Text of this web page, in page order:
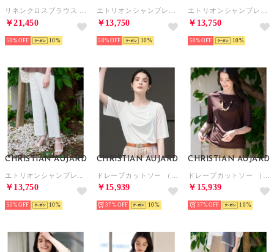
リネンクロスブラウス （ブラウン）
￥21,450
50% 10
エトリオンシャンブレーパンツ （ベージュ）
￥13,750
50% 10
エトリオンシャンブレーパンツ （ブラック）
￥13,750
50% 10
CHRISTIAN AUJARD
￥13,750
50% 10
CHRISTIAN AUJARD
￥15,939
37% 10
CHRISTIAN AUJARD
￥15,939
37% 10